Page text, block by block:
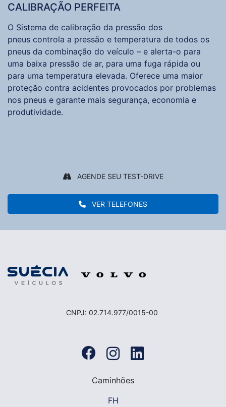
CALIBRAÇÃO PERFEITA
O Sistema de calibração da pressão dos
pneus controla a pressão e temperatura de todos os
pneus da combinação do veículo – e alerta-o para
uma baixa pressão de ar, para uma fuga rápida ou
para uma temperatura elevada. Oferece uma maior
proteção contra acidentes provocados por problemas
nos pneus e garante mais segurança, economia e
produtividade.
VER TELEFONES
AGENDE SEU TEST-DRIVE
CNPJ: 02.714.977/0015-00
Caminhões
FH